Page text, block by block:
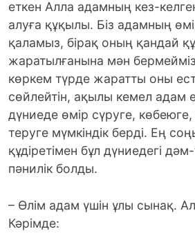
еткен Алла адамның кез-
алуға құқылы. Біз адамның
қаламыз, бірақ оның қандай
жаратылғанына мән
көркем түрде жаратты оны
сөйлейтін, ақылы кемел адам
дүниеде өмір сүруге,
теруге мүмкіндік берді. Ең
құдіретімен бұл дүниедегі
пәнилік болды.
– Өлім адам үшін ұлы сынақ.
Кәрімде: